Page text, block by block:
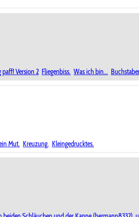
paff! Version 2 Fliegenbiss. Was ich bin...
Mut. Kreuzung. Kleingedrucktes.